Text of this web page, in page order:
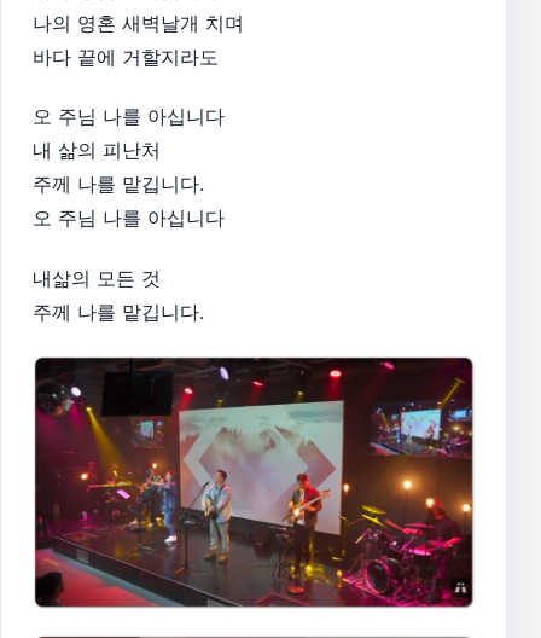
나의 영혼 새벽날개 치며
바다 끝에 거할지라도
오 주님 나를 아십니다
내 삶의 피난처
주께 나를 맡깁니다.
오 주님 나를 아십니다
내삶의 모든 것
주께 나를 맡깁니다.